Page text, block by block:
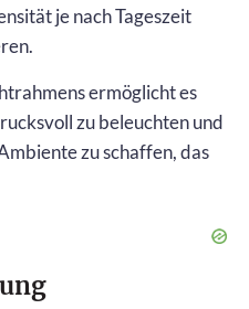
je nach Tageszeit
ermöglicht es
zu beleuchten und
zu schaffen, das